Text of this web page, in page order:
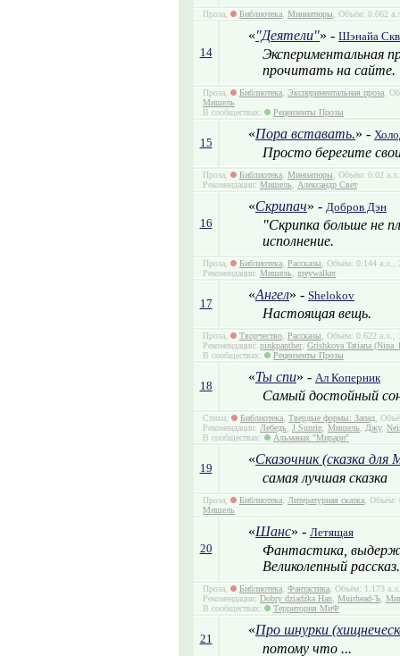
Проза, Библиотека Миниатюры , Объём: 0.062
14
«"Деятели"» - Шэнайа
Экспериментальная
прочитать на сайте.
Проза, Библиотека Экспериментальная проза ,
Мишель
В сообществах:
Рецензенты Прозы
15
«Пора вставать.» -
Просто берегите
Проза, Библиотека Миниатюры , Объём: 0.02
Рекомендации: Мишель Александр Свет
16
«Скрипач» - Добров Дэн
"Скрипка больше не
исполнение.
Проза, Библиотека Рассказы , Объём: 0.144
Рекомендации: Мишель greywalker
17
«Ангел» - Shelokov
Настоящая вещь.
Проза, Творчество Рассказы , Объём: 0.622
Рекомендации: pinkpanther, Grishkova Tatiana
В сообществах:
Рецензенты Прозы
18
«Ты спи» - Ал Коперник
Самый достойный
Стихи, Библиотека Твердые формы: Запад ,
Рекомендации: Лебедь J Sunrin Мишель Джу,
В сообществах:
Альманах "Мирари"
19
«Сказочник (сказка для
самая лучшая сказка
Проза, Библиотека Литературная сказка ,
Мишель
20
«Шанс» - Летящая
Фантастика,
Великолепный рассказ.
Проза, Библиотека Фантастика , Объём: 1.173
Рекомендации: Dobry dziadźka Han Muirhead-Ъ
В сообществах:
Территория МиФ
21
«Про шнурки
потому что ...